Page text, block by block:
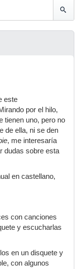
este
por el hilo,
tienen uno, pero no
de ella, ni se den
, me interesaría
dudas sobre esta
en castellano,
con canciones
y escucharlas
en un disquete y
con algunos